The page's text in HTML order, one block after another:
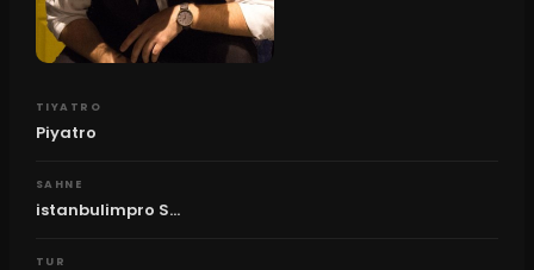
TIYATRO
Piyatro
SAHNE
istanbulimpro S...
TUR